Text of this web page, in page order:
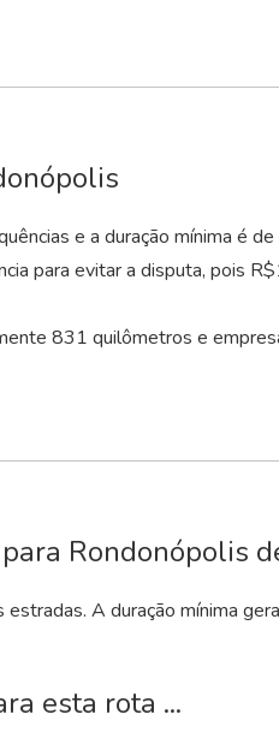
e a duração mínima é
para evitar a disputa, pois
831 quilômetros e
Rondonópolis
A duração mínima
esta rota ...